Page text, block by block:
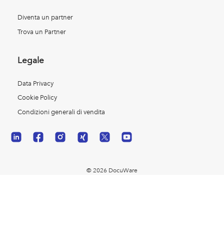
Diventa un partner
Trova un Partner
Legale
Data Privacy
Cookie Policy
Condizioni generali di vendita
© 2026 DocuWare